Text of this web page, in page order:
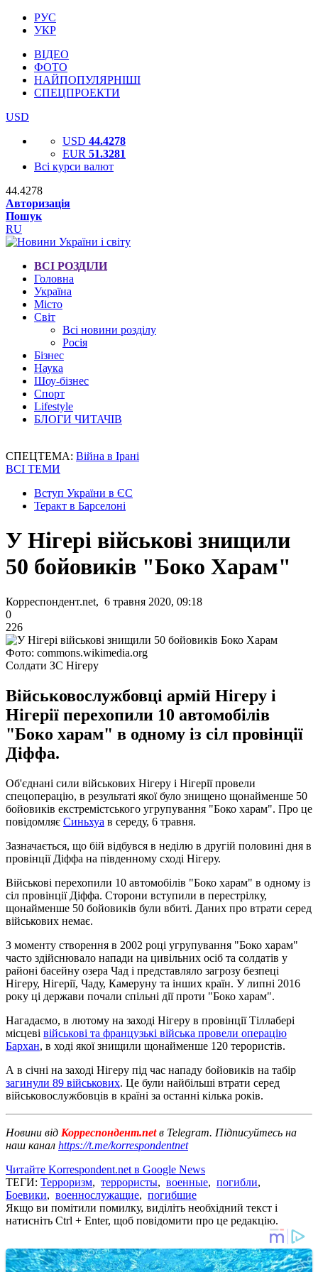
РУС
УКР
ВІДЕО
ФОТО
НАЙПОПУЛЯРНІШІ
СПЕЦПРОЕКТИ
USD
USD 44.4278
EUR 51.3281
Всі курси валют
44.4278
Авторизація
Пошук
RU
ВСІ РОЗДІЛИ
Головна
Україна
Місто
Світ
Всі новини розділу
Росія
Бізнес
Наука
Шоу-бізнес
Спорт
Lifestyle
БЛОГИ ЧИТАЧІВ
СПЕЦТЕМА: Війна в Ірані
ВСІ ТЕМИ
Вступ України в ЄС
Теракт в Барселоні
У Нігері військові знищили
50 бойовиків "Боко Харам"
Корреспондент.net, 6 травня 2020, 09:18
0
226
Фото: commons.wikimedia.org
Солдати ЗС Нігеру
Військовослужбовці армій Нігеру і
Нігерії перехопили 10 автомобілів
"Боко харам" в одному із сіл провінції
Діффа.
Об'єднані сили військових Нігеру і Нігерії провели
спецоперацію, в результаті якої було знищено щонайменше 50
бойовиків екстремістського угрупування "Боко харам". Про це
повідомляє Синьхуа в середу, 6 травня.
Зазначається, що бій відбувся в неділю в другій половині дня в
провінції Діффа на південному сході Нігеру.
Військові перехопили 10 автомобілів "Боко харам" в одному із
сіл провінції Діффа. Сторони вступили в перестрілку,
щонайменше 50 бойовиків були вбиті. Даних про втрати серед
військових немає.
З моменту створення в 2002 році угрупування "Боко харам"
часто здійснювало напади на цивільних осіб та солдатів у
районі басейну озера Чад і представляло загрозу безпеці
Нігеру, Нігерії, Чаду, Камеруну та інших країн. У липні 2016
року ці держави почали спільні дії проти "Боко харам".
Нагадаємо, в лютому на заході Нігеру в провінції Тіллабері
місцеві військові та французькі війська провели операцію
Бархан, в ході якої знищили щонайменше 120 терористів.
А в січні на заході Нігеру під час нападу бойовиків на табір
загинули 89 військових. Це були найбільші втрати серед
військовослужбовців в країні за останні кілька років.
Новини від Корреспондент.netв Telegram. Підписуйтесь на
наш канал https://t.me/korrespondentnet
Читайте Korrespondent.net в Google News
ТЕГИ: Терроризм, террористы, военные, погибли,
Боевики, военнослужащие, погибшие
Якщо ви помітили помилку, виділіть необхідний текст і
натисніть Ctrl + Enter, щоб повідомити про це редакцію.